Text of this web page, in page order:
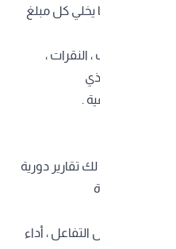
وتحليل أدائها يخلي كل مبلغ
المحترفة
التفاعلات ، النقرات ،
الواحد . هذي
أرقام حقيقية .
ميديا تقدم لك تقارير دورية
خلال الفترة
، معدل التفاعل ، أداء